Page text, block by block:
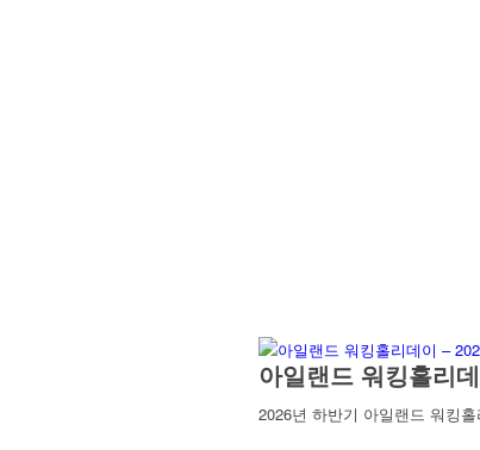
아일랜드 워킹홀리
2026년 하반기 아일랜드 워킹